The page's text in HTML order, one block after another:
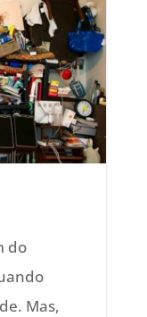
do
Mas,